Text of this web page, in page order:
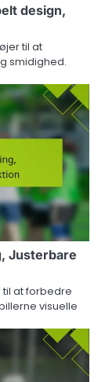
design,
til at
smidighed.
Justerbare
at forbedre
visuelle